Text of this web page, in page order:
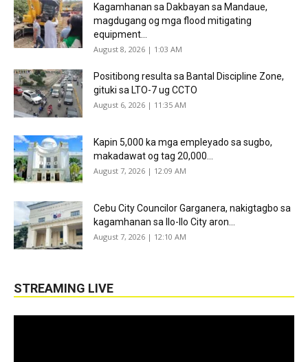
Kagamhanan sa Dakbayan sa Mandaue,
magdugang og mga flood mitigating
equipment...
August 8, 2026 | 1:03 AM
Positibong resulta sa Bantal Discipline Zone,
gituki sa LTO-7 ug CCTO
August 6, 2026 | 11:35 AM
Kapin 5,000 ka mga empleyado sa sugbo,
makadawat og tag 20,000...
August 7, 2026 | 12:09 AM
Cebu City Councilor Garganera, nakigtagbo sa
kagamhanan sa Ilo-Ilo City aron...
August 7, 2026 | 12:10 AM
STREAMING LIVE